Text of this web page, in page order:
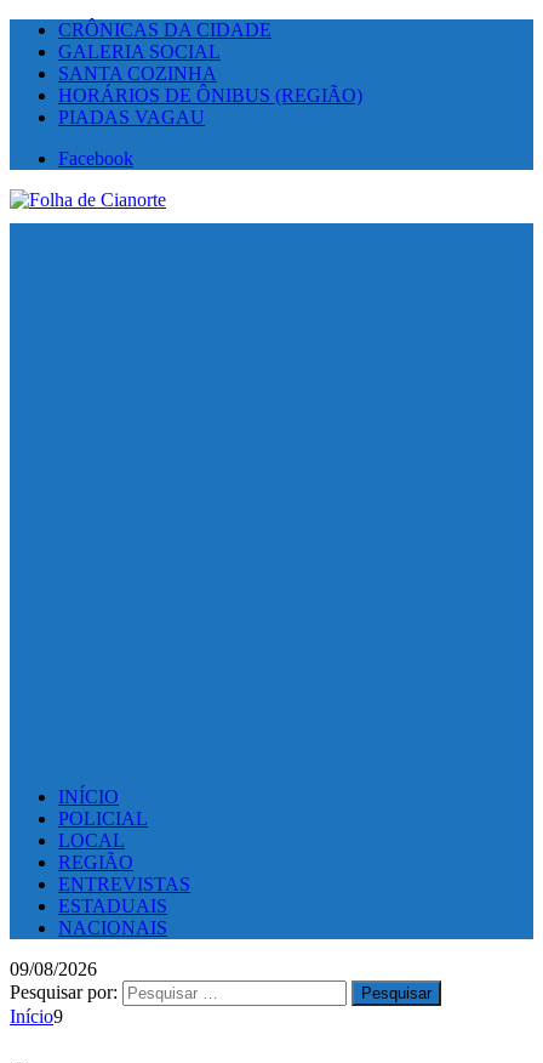
CRÔNICAS DA CIDADE
GALERIA SOCIAL
SANTA COZINHA
HORÁRIOS DE ÔNIBUS (REGIÃO)
PIADAS VAGAU
Facebook
INÍCIO
POLICIAL
LOCAL
REGIÃO
ENTREVISTAS
ESTADUAIS
NACIONAIS
09/08/2026
Pesquisar por:
Início9